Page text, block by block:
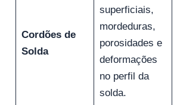
Cordões de
Solda
superficiais,
mordeduras,
porosidades e
deformações
no perfil da
solda.